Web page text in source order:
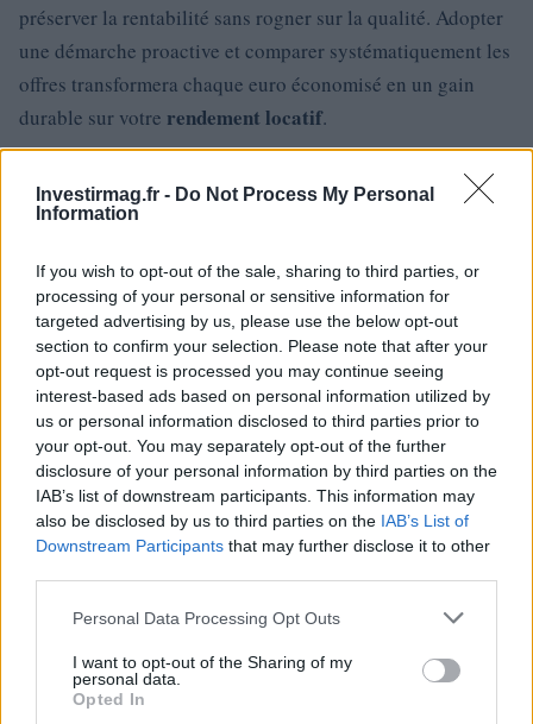
Investirmag.fr - Do Not Process My Personal
Information
If you wish to opt-out of the sale, sharing to third parties, or
processing of your personal or sensitive information for
targeted advertising by us, please use the below opt-out
section to confirm your selection. Please note that after your
opt-out request is processed you may continue seeing
interest-based ads based on personal information utilized by
us or personal information disclosed to third parties prior to
your opt-out. You may separately opt-out of the further
disclosure of your personal information by third parties on the
IAB’s list of downstream participants. This information may
also be disclosed by us to third parties on the IAB’s List of
Downstream Participants that may further disclose it to other
Please note that this website/app uses one or more Google
not limited to your visit or usage behaviour. You may click to
grant or deny consent to Google and its third-party tags to
use your data for below specified purposes in below Google
Personal Data Processing Opt Outs
I want to opt-out of the Sharing of my
personal data.
Opted In
préserver la rentabilité sans rogner sur la qualité. Adopter
une démarche proactive et comparer systématiquement les
offres transformera chaque euro économisé en un gain
durable sur votre rendement locatif.
AUTEUR